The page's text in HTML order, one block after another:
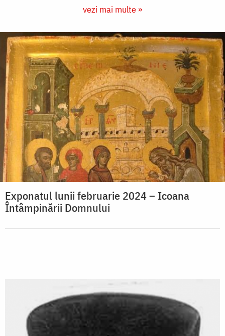
vezi mai multe »
Exponatul lunii februarie 2024 – Icoana
Întâmpinării Domnului